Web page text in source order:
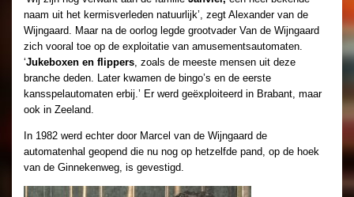
naam uit het kermisverleden natuurlijk’, zegt Alexander van de
Wijngaard. Maar na de oorlog legde grootvader Van de Wijngaard
zich vooral toe op de exploitatie van amusementsautomaten.
‘Jukeboxen en flippers, zoals de meeste mensen uit deze
branche deden. Later kwamen de bingo’s en de eerste
kansspelautomaten erbij.’ Er werd geëxploiteerd in Brabant, maar
ook in Zeeland.
In 1982 werd echter door Marcel van de Wijngaard de
automatenhal geopend die nu nog op hetzelfde pand, op de hoek
van de Ginnekenweg, is gevestigd.